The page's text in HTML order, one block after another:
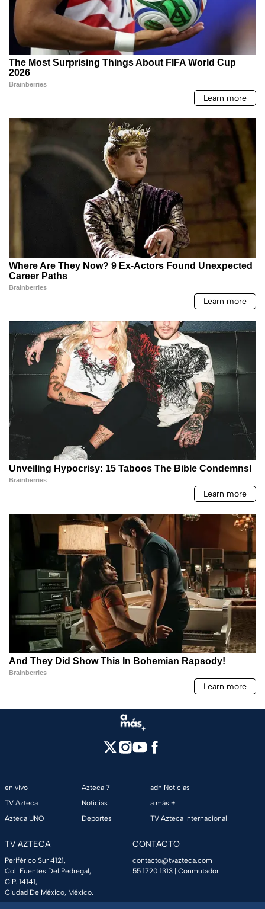
en vivo
TV Azteca
Azteca UNO
Azteca 7
Noticias
Deportes
adn Noticias
a más +
TV Azteca Internacional
TV AZTECA
Periférico Sur 4121,
Col. Fuentes Del Pedregal,
C.P. 14141,
Ciudad De México, México.
CONTACTO
contacto@tvazteca.com
55 1720 1313 | Conmutador